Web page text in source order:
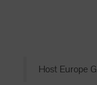
Host Europe